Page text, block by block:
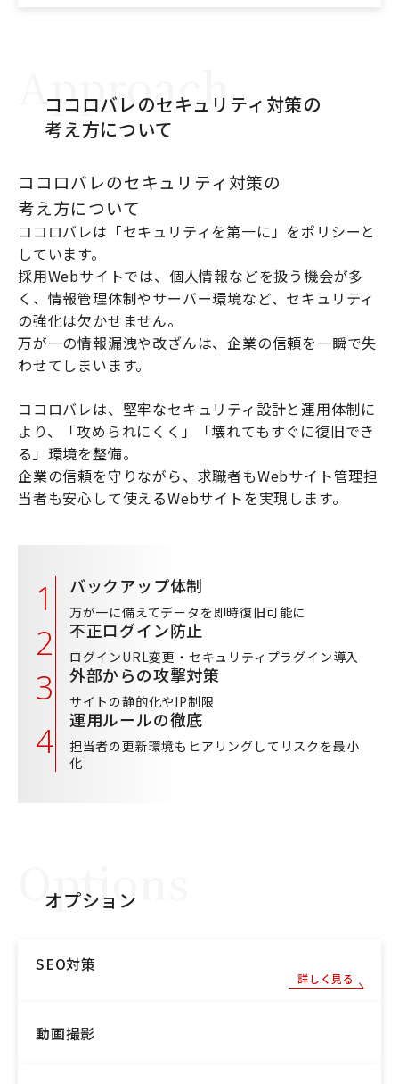
ココロバレのセキュリティ対策の
考え方について
Approach
ココロバレのセキュリティ対策の
考え方について
ココロバレは「セキュリティを第一に」をポリシーと
しています。
採用Webサイトでは、個人情報などを扱う機会が多
く、情報管理体制やサーバー環境など、セキュリティ
の強化は欠かせません。
万が一の情報漏洩や改ざんは、企業の信頼を一瞬で失
わせてしまいます。
ココロバレは、堅牢なセキュリティ設計と運用体制に
より、「攻められにくく」「壊れてもすぐに復旧でき
る」環境を整備。
企業の信頼を守りながら、求職者もWebサイト管理担
当者も安心して使えるWebサイトを実現します。
バックアップ体制
万が一に備えてデータを即時復旧可能に
不正ログイン防止
ログインURL変更・セキュリティプラグイン導入
外部からの攻撃対策
サイトの静的化やIP制限
運用ルールの徹底
担当者の更新環境もヒアリングしてリスクを最小
化
オプション
Options
SEO対策
詳しく見る
動画撮影